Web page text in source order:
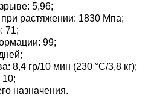
5,96;
при растяжении: 1830 Мпа;
71;
99;
8,4 гр/10 мин (230 °C/3,8 кг);
10;
назначения.